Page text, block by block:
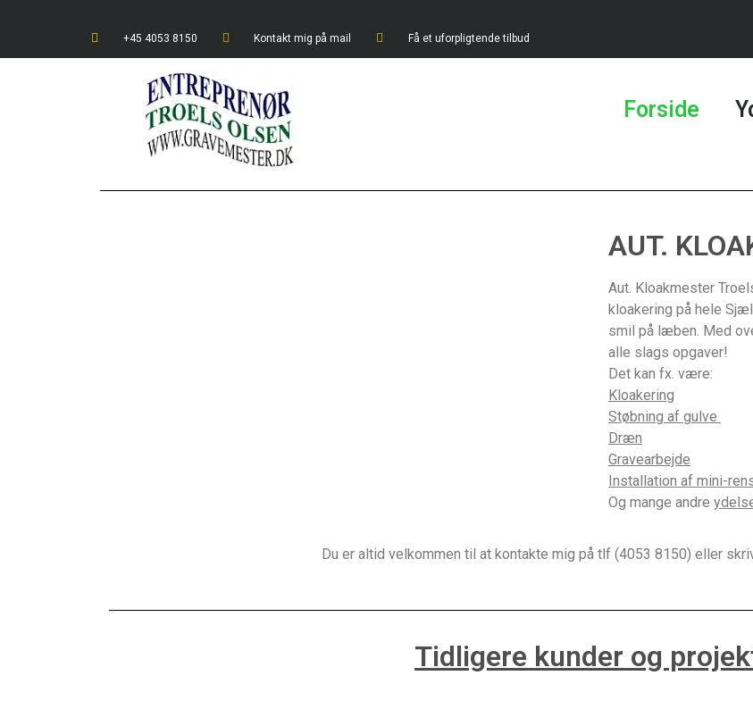
+45 4053 8150 Kontakt mig på mail Få et uforpligtende tilbud
Forside
AUT.
Aut. Kloakmester
kloakering på hele
smil på læben. Med
alle slags opgaver!
Det kan fx. være:
Kloakering
Støbning af gulve
Dræn
Gravearbejde
Installation af mini-
Og mange andre
Du er altid velkommen til at kontakte mig på tlf (4053 8150) eller
Tidligere kunder og